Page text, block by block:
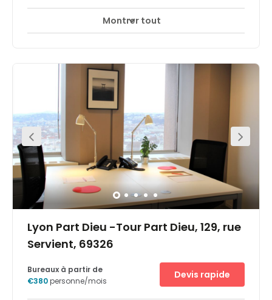
Surveillance CCTV 24 heures sur 24
quartier des affaires de la Part-Dieu. Parfaitement
desservi par tous les transports en commun, il vous
attend, ainsi que vos clients, au 41 Cours de la Liberté.
Rien de tel pour vous concentrer que ces bureaux
lumineux et aérés dotés d'un mobilier ergonomique et
d'une connexion Wi-Fi haut débit. Vous pourrez y réserver
des salles de réunion ou des espaces de coworking
selon vos besoins. Après votre journée de travail, profitez
des bars et restaurants situés le long de la rive gauche
du Rhône pour inviter vos clients ou souffler avec votre
équipe.
Montrer tout
Lyon Part Dieu -Tour Part Dieu, 129, rue
Servient, 69326
Bureaux à partir de
€380personne/mois
Devis rapide